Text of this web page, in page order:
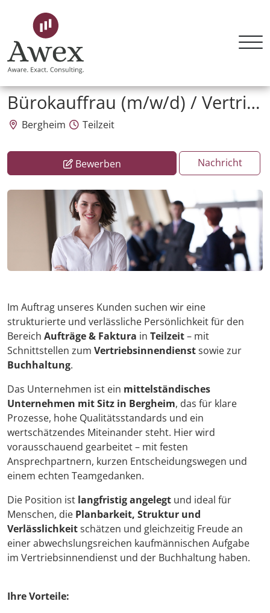
Bürokauffrau (m/w/d) / Vertriebsinnendienst
Bergheim Teilzeit
Bewerben Nachricht
Im Auftrag unseres Kunden suchen wir eine
strukturierte und verlässliche Persönlichkeit für den
Bereich Aufträge & Faktura in Teilzeit– mit
Schnittstellen zum Vertriebsinnendienstsowie zur
Buchhaltung.
Das Unternehmen ist ein mittelständisches
Unternehmen mit Sitz in Bergheim, das für klare
Prozesse, hohe Qualitätsstandards und ein
wertschätzendes Miteinander steht. Hier wird
vorausschauend gearbeitet – mit festen
Ansprechpartnern, kurzen Entscheidungswegen und
einem echten Teamgedanken.
Die Position ist langfristig angelegt und ideal für
Menschen, die Planbarkeit, Struktur und
Verlässlichkeitschätzen und gleichzeitig Freude an
einer abwechslungsreichen kaufmännischen Aufgabe
im Vertriebsinnendienst und der Buchhaltung haben.
Ihre Vorteile: